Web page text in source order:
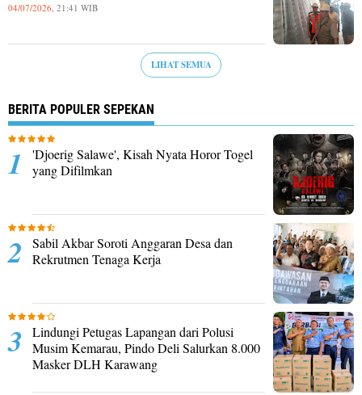
04/07/2026, 21:41 WIB
LIHAT SEMUA
BERITA POPULER SEPEKAN
'Djoerig Salawe', Kisah Nyata Horor Togel
yang Difilmkan
Sabil Akbar Soroti Anggaran Desa dan
Rekrutmen Tenaga Kerja
Lindungi Petugas Lapangan dari Polusi
Musim Kemarau, Pindo Deli Salurkan 8.000
Masker DLH Karawang